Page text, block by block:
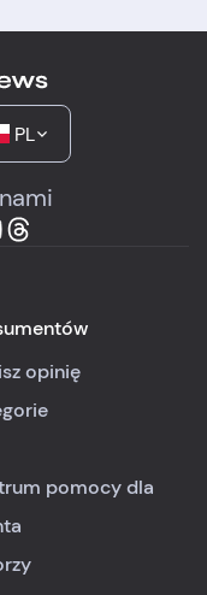
PL
opinię
pomocy dla